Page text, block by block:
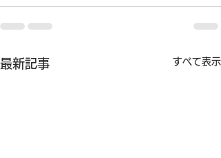
最新記事 すべて表示